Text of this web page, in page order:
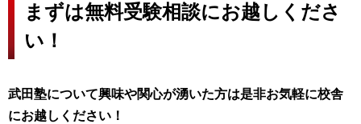
まずは無料受験相談にお越しくださ
い！
武田塾について興味や関心が湧いた方は是非お気軽に校舎
にお越しください！